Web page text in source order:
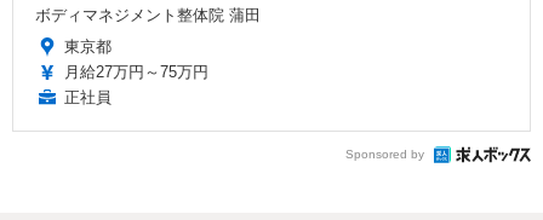
ボディマネジメント整体院 蒲田
東京都
月給27万円～75万円
正社員
Sponsored by